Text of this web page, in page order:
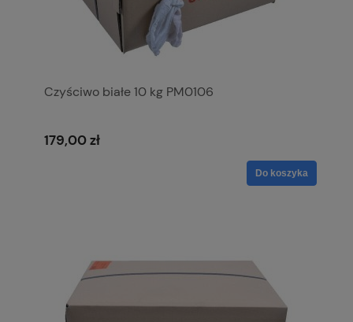
Czyściwo białe 10 kg PM0106
179,00 zł
Do koszyka